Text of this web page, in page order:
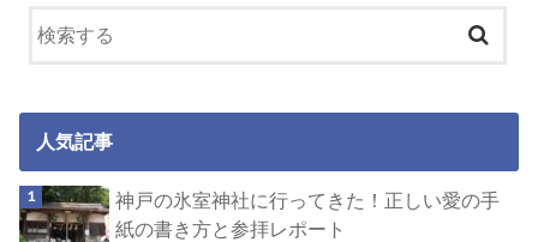
人気記事
神戸の氷室神社に行ってきた！正しい愛の手
紙の書き方と参拝レポート